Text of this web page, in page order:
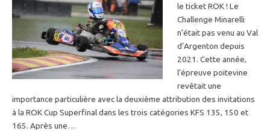
le ticket ROK ! Le
Challenge Minarelli
n’était pas venu au Val
d’Argenton depuis
2021. Cette année,
l’épreuve poitevine
revêtait une
importance particulière avec la deuxième attribution des invitations
à la ROK Cup Superfinal dans les trois catégories KFS 135, 150 et
165. Après une…